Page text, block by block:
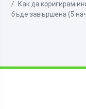
Как да коригирам
бъде завършена (5